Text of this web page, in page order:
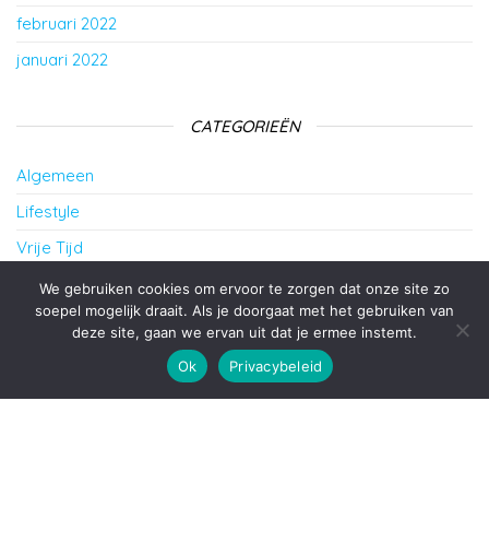
februari 2022
januari 2022
CATEGORIEËN
Algemeen
Lifestyle
Vrije Tijd
Wonen
Ondersteund doorWordPress |Thema:
We gebruiken cookies om ervoor te zorgen dat onze site zo
soepel mogelijk draait. Als je doorgaat met het gebruiken van
deze site, gaan we ervan uit dat je ermee instemt.
Ok
Privacybeleid